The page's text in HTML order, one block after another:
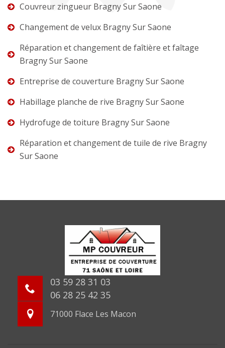
Couvreur zingueur Bragny Sur Saone
Changement de velux Bragny Sur Saone
Réparation et changement de faîtière et faîtage
Bragny Sur Saone
Entreprise de couverture Bragny Sur Saone
Habillage planche de rive Bragny Sur Saone
Hydrofuge de toiture Bragny Sur Saone
Réparation et changement de tuile de rive Bragny
Sur Saone
03 59 28 31 03
06 28 25 42 35
71000 Flace Les Macon